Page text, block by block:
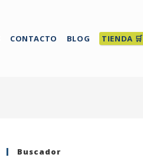
CONTACTO BLOG TIENDA 🛒
Buscador